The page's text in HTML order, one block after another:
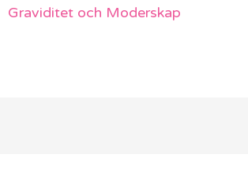
Graviditet och Moderskap